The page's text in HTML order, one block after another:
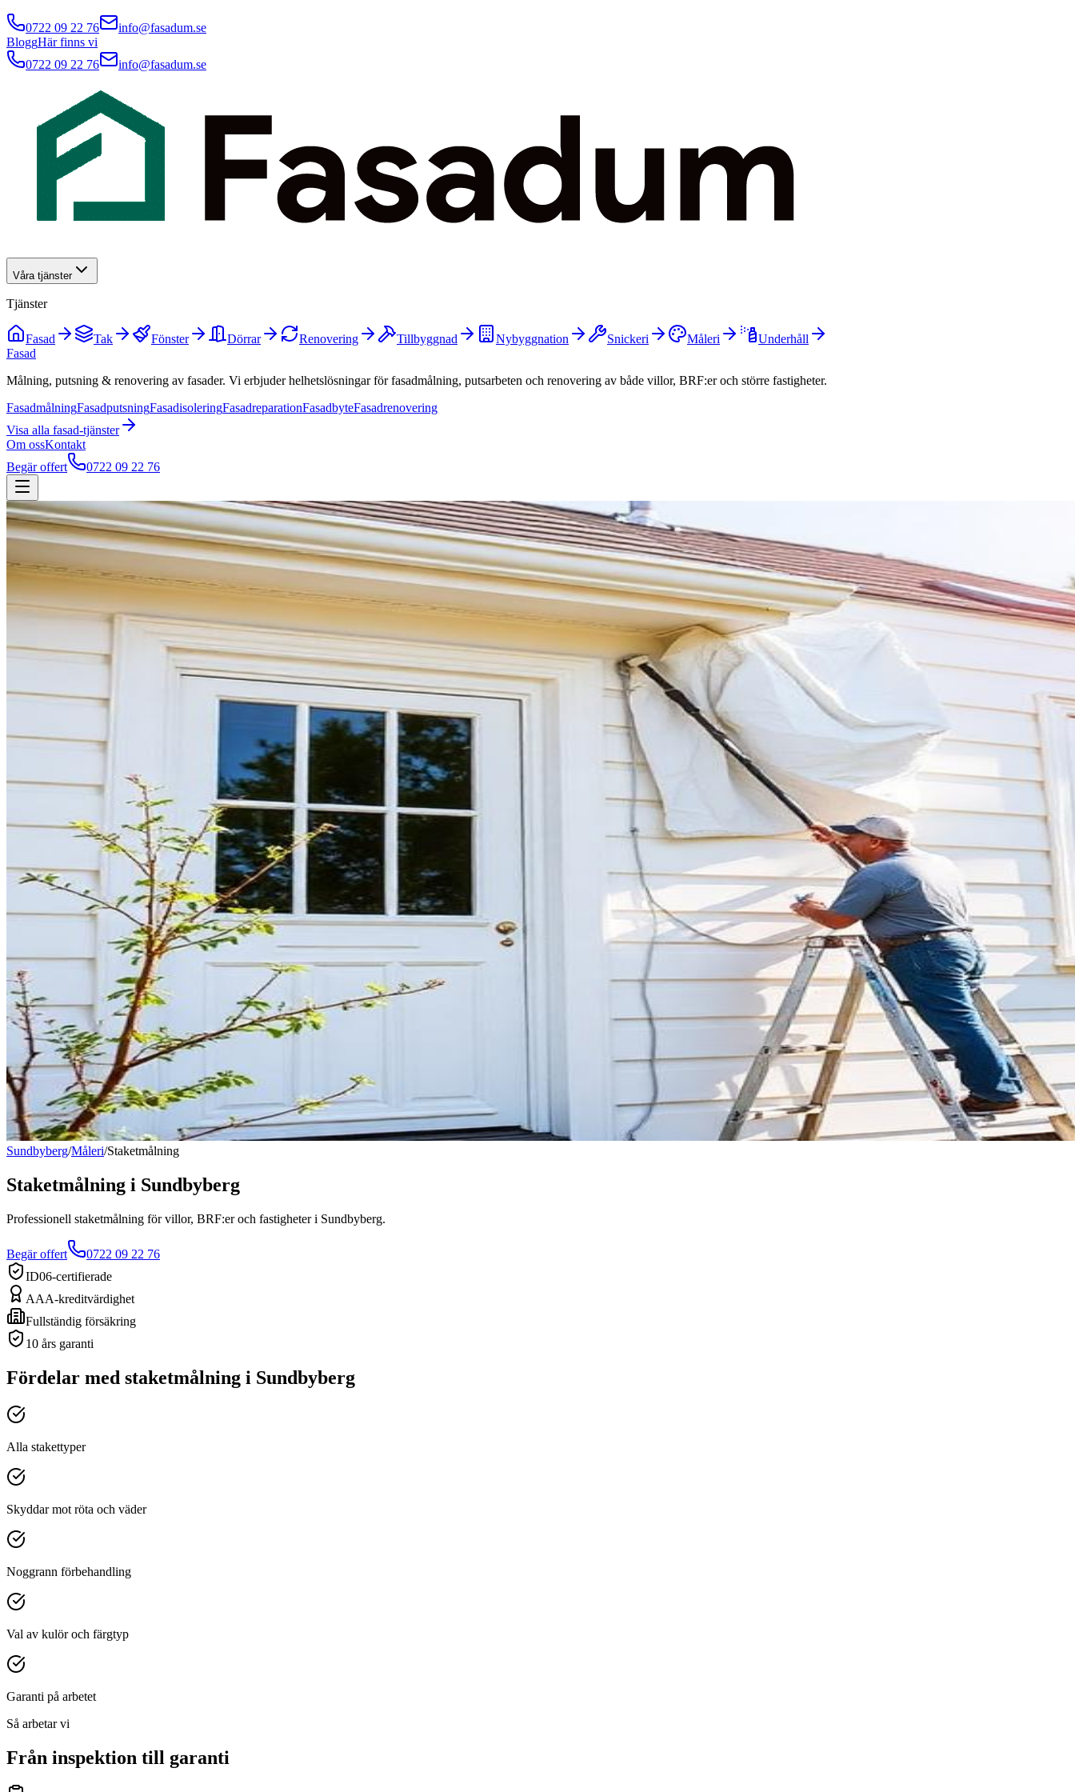
0722 09 22 76
info@fasadum.se
BloggHär finns vi
0722 09 22 76
info@fasadum.se
Våra tjänster
Tjänster
Fasad Tak Fönster Dörrar Renovering Tillbyggnad Nybyggnation Snickeri Måleri
Underhåll
Fasad
Målning, putsning & renovering av fasader. Vi erbjuder helhetslösningar för fasadmålning, putsarbeten och renovering av både villor, BRF:er och större fastigheter.
FasadmålningFasadputsningFasadisoleringFasadreparationFasadbyteFasadrenovering
Visa alla fasad-tjänster
Om ossKontakt
Begär offert
0722 09 22 76
Sundbyberg/Måleri/Staketmålning
Staketmålning i Sundbyberg
Professionell staketmålning för villor, BRF:er och fastigheter i Sundbyberg.
Begär offert
0722 09 22 76
ID06-certifierade
AAA-kreditvärdighet
Fullständig försäkring
10 års garanti
Fördelar med staketmålning i Sundbyberg
Alla stakettyper
Skyddar mot röta och väder
Noggrann förbehandling
Val av kulör och färgtyp
Garanti på arbetet
Så arbetar vi
Från inspektion till garanti